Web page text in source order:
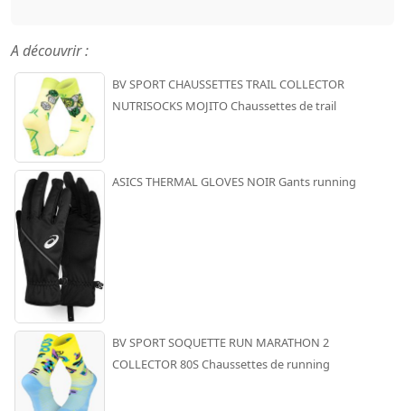
A découvrir :
BV SPORT CHAUSSETTES TRAIL COLLECTOR
NUTRISOCKS MOJITO Chaussettes de trail
ASICS THERMAL GLOVES NOIR Gants running
BV SPORT SOQUETTE RUN MARATHON 2
COLLECTOR 80S Chaussettes de running